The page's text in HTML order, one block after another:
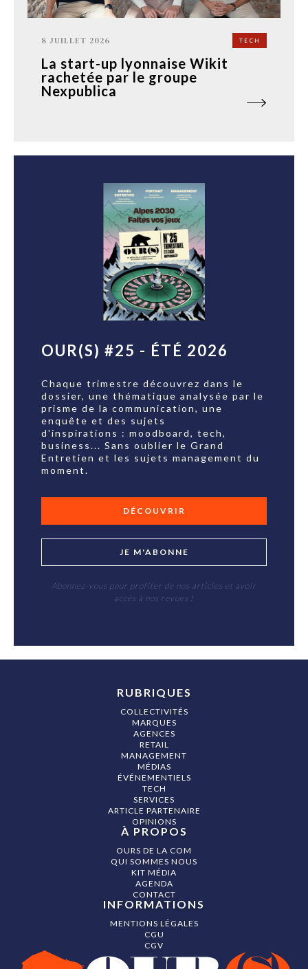
8 JUILLET 2026 TECH
La start-up lyonnaise Wikit
rachetée par le groupe
Nexpublica
OUR(S) #25 - ÉTÉ 2026
Chaque trimestre découvrez dans le
dossier, une thématique analysée par le
prisme de la communication, une
enquête et des sujets
d'inspirations : moodboard, tech,
business... Sans oublier le Grand
Entretien et les sujets management du
moment.
DÉCOUVRIR
JE M'ABONNE
Abonnez-vous pour profiter de nos articles et avoir
accès à nos revues !
RUBRIQUES
COLLECTIVITÉS
MARQUES
AGENCES
RETAIL
MANAGEMENT
MÉDIAS
ÉVÉNEMENTIELS
TECH
SERVICES
ARTICLE PARTENAIRE
OPINIONS
À PROPOS
OURS DE LA COM
QUI SOMMES NOUS
KIT MÉDIA
AGENDA
CONTACT
INFORMATIONS
MENTIONS LÉGALES
CGU
CGV